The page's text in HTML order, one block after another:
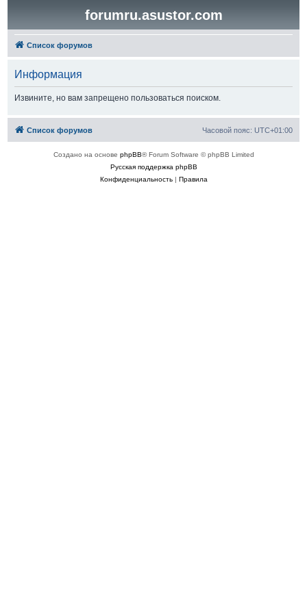
forumru.asustor.com
Список форумов
Информация
Извините, но вам запрещено пользоваться поиском.
Список форумов Часовой пояс: UTC+01:00
Создано на основе phpBB® Forum Software © phpBB Limited
Русская поддержка phpBB
Конфиденциальность| Правила